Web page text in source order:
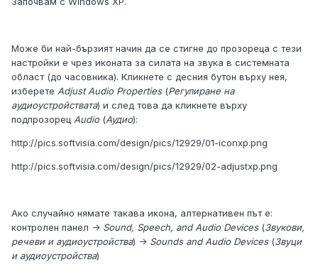
Може би най-бързият начин да се стигне до прозореца с тези
настройки е чрез иконата за силата на звука в системната
област (до часовника). Кликнете с десния бутон върху нея,
изберете Adjust Audio Properties(Регулиране на
аудиоустройствата) и след това да кликнете върху
подпрозорец Audio(Аудио):
http://pics.softvisia.com/design/pics/12929/01-iconxp.png
http://pics.softvisia.com/design/pics/12929/02-adjustxp.png
Ако случайно нямате такава икона, алтернативен път е:
контролен панел -> Sound, Speech, and Audio Devices(Звукови,
речеви и аудиоустройства) -> Sounds and Audio Devices(Звуци
и аудиоустройства)